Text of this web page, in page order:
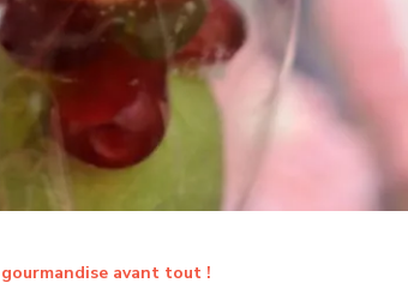
gourmandise avant tout !